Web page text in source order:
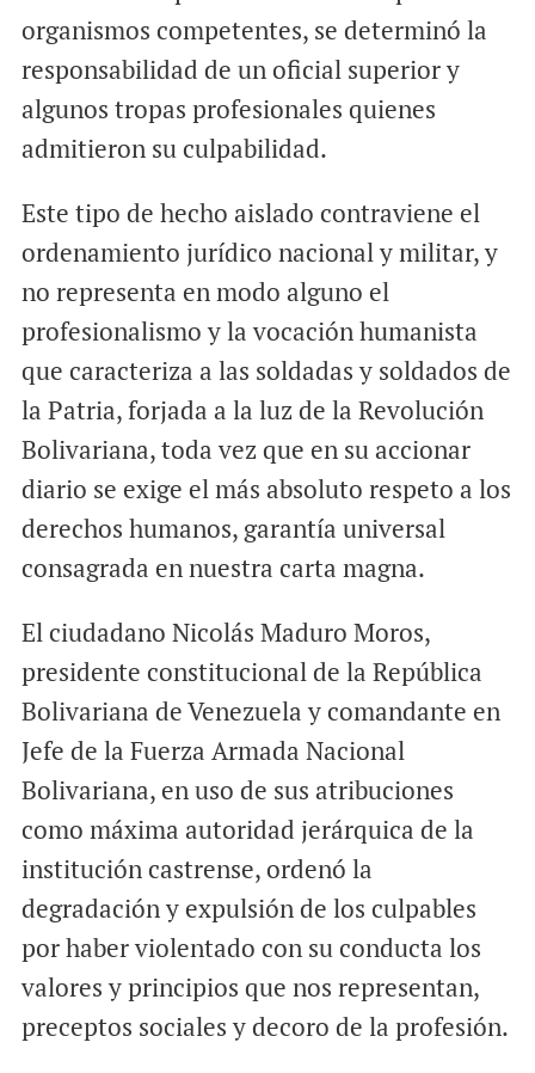
organismos competentes, se determinó la
responsabilidad de un oficial superior y
algunos tropas profesionales quienes
admitieron su culpabilidad.
Este tipo de hecho aislado contraviene el
ordenamiento jurídico nacional y militar, y
no representa en modo alguno el
profesionalismo y la vocación humanista
que caracteriza a las soldadas y soldados de
la Patria, forjada a la luz de la Revolución
Bolivariana, toda vez que en su accionar
diario se exige el más absoluto respeto a los
derechos humanos, garantía universal
consagrada en nuestra carta magna.
El ciudadano Nicolás Maduro Moros,
presidente constitucional de la República
Bolivariana de Venezuela y comandante en
Jefe de la Fuerza Armada Nacional
Bolivariana, en uso de sus atribuciones
como máxima autoridad jerárquica de la
institución castrense, ordenó la
degradación y expulsión de los culpables
por haber violentado con su conducta los
valores y principios que nos representan,
preceptos sociales y decoro de la profesión.